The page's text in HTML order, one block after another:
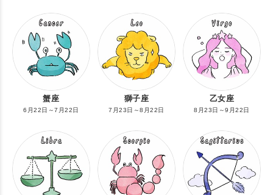
蟹座
6月22日～7月22日
獅子座
7月23日～8月22日
乙女座
8月23日～9月22日